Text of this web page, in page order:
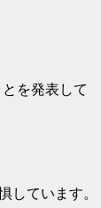
を発表して
しています。